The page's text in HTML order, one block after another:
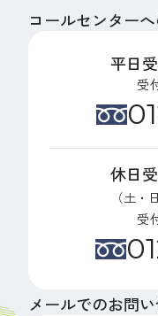
コールセンター
平日
受
休日
（土・
受
メールでのお問